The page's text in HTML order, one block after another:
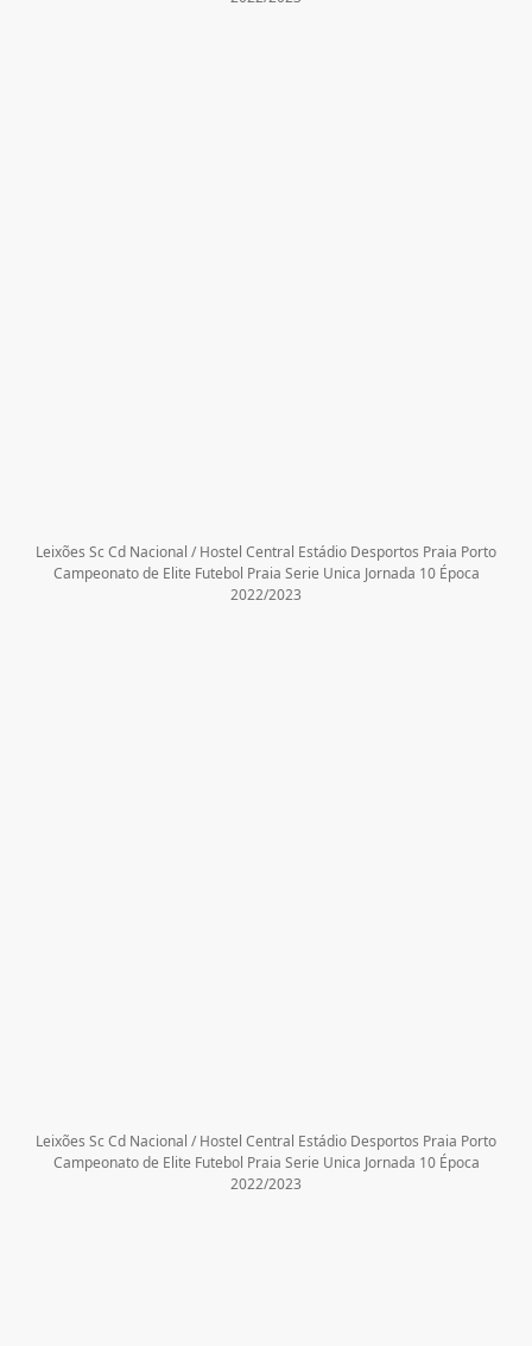
Leixões Sc Cd Nacional / Hostel Central Estádio Desportos Praia Porto
Campeonato de Elite Futebol Praia Serie Unica Jornada 10 Época
2022/2023
Leixões Sc Cd Nacional / Hostel Central Estádio Desportos Praia Porto
Campeonato de Elite Futebol Praia Serie Unica Jornada 10 Época
2022/2023